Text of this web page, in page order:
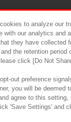
食品のご
to analyze our
with our analytics and
they have
the retention
click [Do Not
out preference
you will be
agree to this
'Save Settings' and